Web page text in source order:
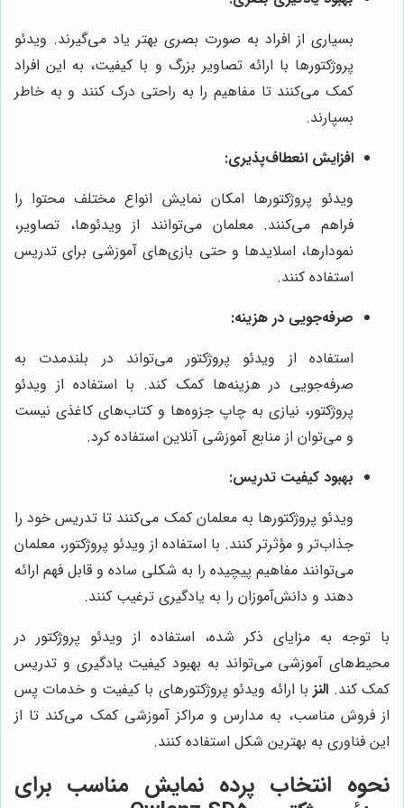
بسیاری از افراد به صورت بصری بهتر یاد می‌گیرند. ویدئو
پروژکتورها با ارائه تصاویر بزرگ و با کیفیت، به این افراد
کمک می‌کنند تا مفاهیم را به راحتی درک کنند و به خاطر
بسپارند.
افزایش انعطاف‌پذیری:
ویدئو پروژکتورها امکان نمایش انواع مختلف محتوا را
فراهم می‌کنند. معلمان می‌توانند از ویدئوها، تصاویر،
نمودارها، اسلایدها و حتی بازی‌های آموزشی برای تدریس
استفاده کنند.
صرفه‌جویی در هزینه:
استفاده از ویدئو پروژکتور می‌تواند در بلندمدت به
صرفه‌جویی در هزینه‌ها کمک کند. با استفاده از ویدئو
پروژکتور، نیازی به چاپ جزوه‌ها و کتاب‌های کاغذی نیست
و می‌توان از منابع آموزشی آنلاین استفاده کرد.
بهبود کیفیت تدریس:
ویدئو پروژکتورها به معلمان کمک می‌کنند تا تدریس خود را
جذاب‌تر و مؤثرتر کنند. با استفاده از ویدئو پروژکتور، معلمان
می‌توانند مفاهیم پیچیده را به شکلی ساده و قابل فهم ارائه
دهند و دانش‌آموزان را به یادگیری ترغیب کنند.
با توجه به مزایای ذکر شده، استفاده از ویدئو پروژکتور در
محیط‌های آموزشی می‌تواند به بهبود کیفیت یادگیری و تدریس
کمک کند. النزبا ارائه ویدئو پروژکتورهای با کیفیت و خدمات پس
از فروش مناسب، به مدارس و مراکز آموزشی کمک می‌کند تا از
این فناوری به بهترین شکل استفاده کنند.
نحوه انتخاب پرده نمایش مناسب برای